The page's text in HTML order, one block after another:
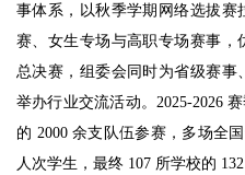
事体系，以秋季学期网络选拔赛
赛、女生专场与高职专场赛事，
总决赛，组委会同时为省级赛
举办行业交流活动。2025-2026
的 2000 余支队伍参赛，多场全
人次学生，最终 107 所学校的